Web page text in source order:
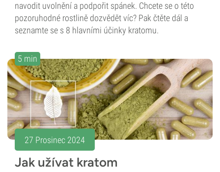
navodit uvolnění a podpořit spánek. Chcete se o této
pozoruhodné rostlině dozvědět víc? Pak čtěte dál a
seznamte se s 8 hlavními účinky kratomu.
5 min
27 Prosinec 2024
Jak užívat kratom